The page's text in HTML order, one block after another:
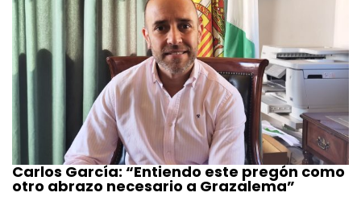
Carlos García: “Entiendo este pregón como
otro abrazo necesario a Grazalema”